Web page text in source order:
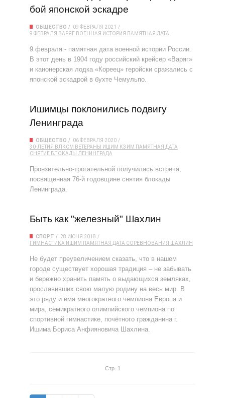
бой японской эскадре
ОБЩЕСТВО
09 ФЕВРАЛЯ 2021
9 ФЕВРАЛЯ ВАРЯГ ВОЕННАЯ ИСТОРИЯ ПАМЯТНАЯ ДАТА
9 февраля - памятная дата военной истории России.
В этот день в 1904 году российский крейсер «Варяг»
и канонерская лодка «Кореец» геройски сражались с
японской эскадрой в бухте Чемульпо.
Ишимцы поклонились подвигу
Ленинграда
ОБЩЕСТВО
06 ФЕВРАЛЯ 2020
30-ЛЕТИЯ ВЛКСМ ВЕТЕРАНЫ ИШИМ КЗ ИМ ПАМЯТНАЯ ДАТА
СНЯТИЕ БЛОКАДЫ ЛЕНИНГРАДА
Пронзительно-трогательной получилась встреча,
посвященная 76-й годовщине снятия блокады
Ленинграда.
Быть как "железный" Шахлин
СПОРТ
28 ИЮНЯ 2018
ГИМНАСТИКА ИШИМ ПАМЯТНАЯ ДАТА СОРЕВНОВАНИЯ ШАХЛИН
Не будет преувеличением сказать, что в нашем
городе существует хорошая традиция – не забывать
и бережно хранить память о выдающихся земляках,
прославивших свою малую родину на весь мир. В
это ряду и имя многократного чемпиона Европа и
мира, семикратного олимпийского чемпиона по
спортивной гимнастике, почётного гражданина г.
Ишима Бориса Анфияновича Шахлина.
Стр. 1